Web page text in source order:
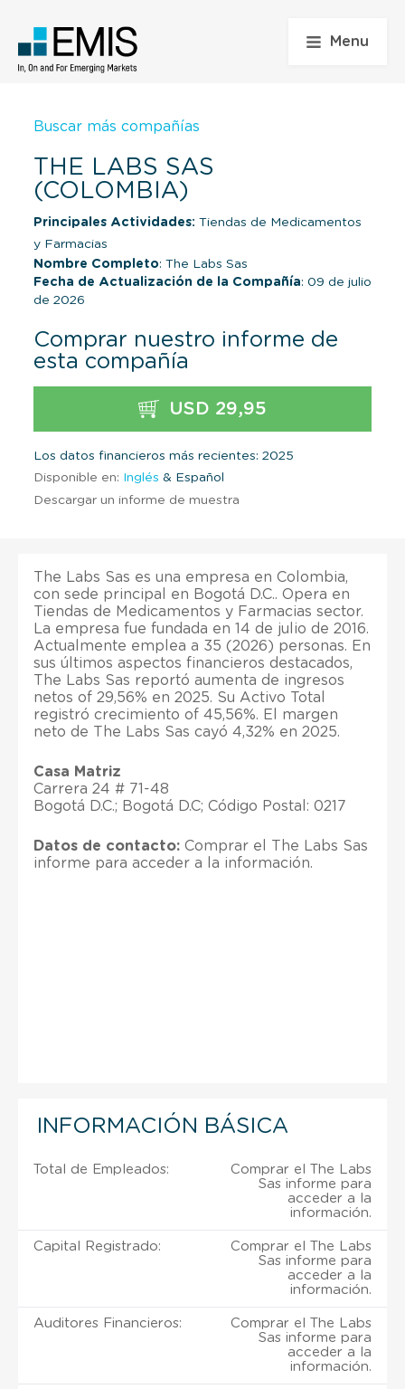
Menu
Buscar más compañías
THE LABS SAS
(COLOMBIA)
Principales Actividades: Tiendas de Medicamentos
y Farmacias
Nombre Completo: The Labs Sas
Fecha de Actualización de la Compañía: 09 de julio
de 2026
Comprar nuestro informe de
esta compañía
USD 29,95
Los datos financieros más recientes: 2025
Disponible en: Inglés & Español
Descargar un informe de muestra
The Labs Sas es una empresa en Colombia,
con sede principal en Bogotá D.C.. Opera en
Tiendas de Medicamentos y Farmacias sector.
La empresa fue fundada en 14 de julio de 2016.
Actualmente emplea a 35 (2026) personas. En
sus últimos aspectos financieros destacados,
The Labs Sas reportó aumenta de ingresos
netos of 29,56% en 2025. Su Activo Total
registró crecimiento of 45,56%. El margen
neto de The Labs Sas cayó 4,32% en 2025.
Casa Matriz
Carrera 24 # 71-48
Bogotá D.C.; Bogotá D.C; Código Postal: 0217
Datos de contacto: Comprar el The Labs Sas
informe para acceder a la información.
INFORMACIÓN BÁSICA
Total de Empleados:
Comprar el The Labs
Sas informe para
acceder a la
información.
Capital Registrado:
Comprar el The Labs
Sas informe para
acceder a la
información.
Auditores Financieros:
Comprar el The Labs
Sas informe para
acceder a la
información.